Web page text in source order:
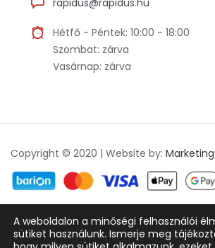
Hétfő - Péntek: 10:00 - 18:00
Szombat: zárva
Vasárnap: zárva
Copyright © 2020 | Website by:
Adatkezelési tájékoztató ÁSZF
A weboldalon a minőségi felhasználói
sütiket használunk. Ismerje meg